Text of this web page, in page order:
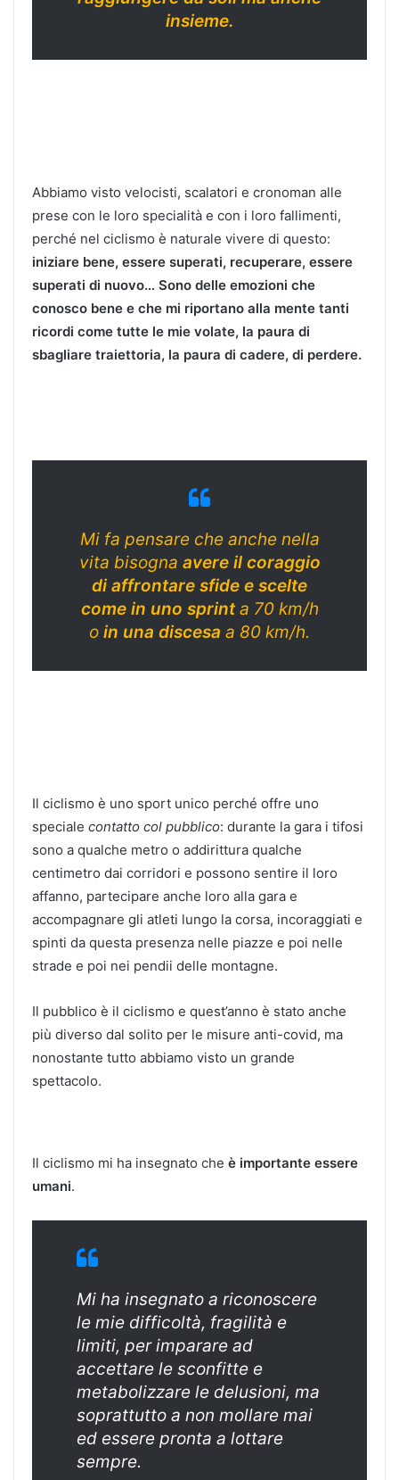
insieme.
Abbiamo visto velocisti, scalatori e cronoman alle
prese con le loro specialità e con i loro fallimenti,
perché nel ciclismo è naturale vivere di questo:
iniziare bene, essere superati, recuperare, essere
superati di nuovo… Sono delle emozioni che
conosco bene e che mi riportano alla mente tanti
ricordi come tutte le mie volate, la paura di
sbagliare traiettoria, la paura di cadere, di perdere.
Mi fa pensare che anche nella
vita bisogna avere il coraggio
di affrontare sfide e scelte
come in uno sprinta 70 km/h
o in una discesa a 80 km/h.
Il ciclismo è uno sport unico perché offre uno
speciale contatto col pubblico: durante la gara i tifosi
sono a qualche metro o addirittura qualche
centimetro dai corridori e possono sentire il loro
affanno, partecipare anche loro alla gara e
accompagnare gli atleti lungo la corsa, incoraggiati e
spinti da questa presenza nelle piazze e poi nelle
strade e poi nei pendii delle montagne.
Il pubblico è il ciclismo e quest’anno è stato anche
più diverso dal solito per le misure anti-covid, ma
nonostante tutto abbiamo visto un grande
spettacolo.
Il ciclismo mi ha insegnato che è importante essere
umani.
Mi ha insegnato a riconoscere
le mie difficoltà, fragilità e
limiti, per imparare ad
accettare le sconfitte e
metabolizzare le delusioni, ma
soprattutto a non mollare mai
ed essere pronta a lottare
sempre.